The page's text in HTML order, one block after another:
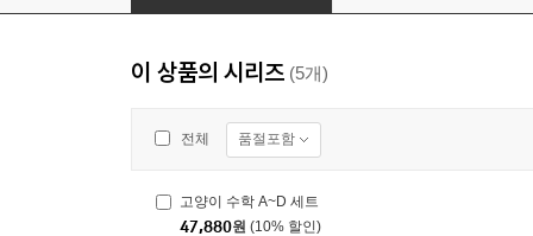
이 상품의 시리즈 (5개)
전체 품절포함
고양이 수학 A~D 세트
47,880원 (10% 할인)